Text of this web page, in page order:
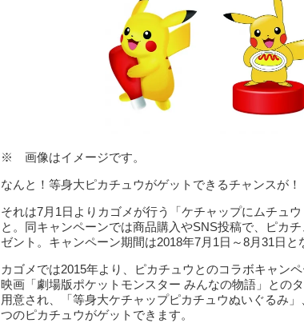
※ 画像はイメージです。
なんと！等身大ピカチュウがゲットできるチャンスが！
それは7月1日よりカゴメが行う「ケチャップにムチュ
と。同キャンペーンでは商品購入やSNS投稿で、ピカ
ゼント。キャンペーン期間は2018年7月1日～8月31日と
カゴメでは2015年より、ピカチュウとのコラボキャン
映画「劇場版ポケットモンスター みんなの物語」との
用意され、「等身大ケチャップピカチュウぬいぐるみ
つのピカチュウがゲットできます。